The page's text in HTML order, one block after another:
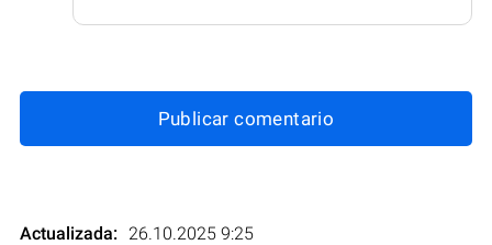
Publicar comentario
Actualizada: 26.10.2025 9:25